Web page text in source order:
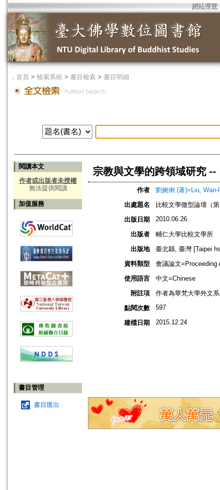
網站導覽
． 首頁 > 檢索系統 > 書目檢索 > 書目明細
閱讀本文
作者或出版者未授權
無法提供閱讀
加值服務
書目管理
書目匯出
宗教與文學的跨領域研究
作者
劉婉俐 (著)=Liu, Wan-
出處題名
比較文學微型論壇（
出版日期
2010.06.26
出版者
輔仁大學比較文學所
出版地
臺北縣, 臺灣 [Taipei
資料類型
會議論文=Proceeding
使用語言
中文=Chinese
附註項
作者為華梵大學外文
點閱次數
597
建檔日期 2015.12.24